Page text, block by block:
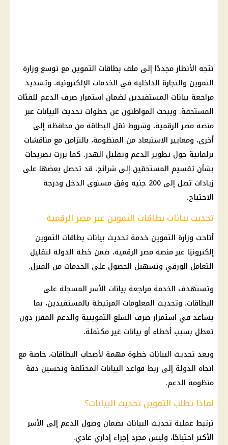
تتجه الأنظار مجددًا إلى ملف بطاقات التموين مع توسع وزارة
التموين والتجارة الداخلية في الخدمات الإلكترونية، وتشديد
مراجعة بيانات المستفيدين لضمان استمرار صرف الدعم للفئات
المستحقة. ويبحث المواطنون عن خطوات تحديث البيانات عبر
منصة مصر الرقمية، وشروط نقل البطاقة من محافظة إلى
أخرى، ومعايير الاستبعاد من المنظومة، بالتزامن مع مناقشات
برلمانية حول تطوير الدعم وتقليل الهدر. كما برزت تصريحات
بشأن تقسيم المستحقين إلى شرائح، قد تحصل بعضها على
زيادات تصل إلى 200 جنيه وفق مستوى الدخل ودرجة
الاحتياج.
تحديث بيانات بطاقات التموين عبر مصر الرقمية
أتاحت وزارة التموين خدمة تحديث بيانات بطاقات التموين
إلكترونيًا عبر منصة مصر الرقمية، ضمن خطة الدولة لتقليل
التعامل الورقي وتسهيل الحصول على الخدمات من المنزل.
وتستهدف الخدمة مراجعة بيانات الأسر المسجلة على
البطاقات، وتحديث المعلومات المرتبطة بالمستفيدين، بما
يساعد في استمرار صرف السلع التموينية والدعم المقرر دون
تعطل بسبب أخطاء أو بيانات غير مكتملة.
ويعد تحديث البيانات خطوة مهمة لأصحاب البطاقات، خاصة مع
اتجاه الدولة إلى ربط قواعد البيانات المختلفة وتحسين دقة
منظومة الدعم.
لماذا تطلب التموين تحديث البيانات؟
ترتبط عملية تحديث البيانات بضمان وصول الدعم إلى الأسر
الأكثر احتياجًا، وليس مجرد إجراء إداري عادي.